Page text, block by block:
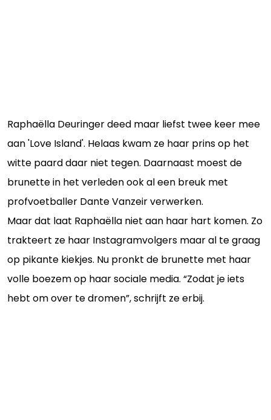
Raphaëlla Deuringer deed maar liefst twee keer mee
aan 'Love Island'. Helaas kwam ze haar prins op het
witte paard daar niet tegen. Daarnaast moest de
brunette in het verleden ook al een breuk met
profvoetballer Dante Vanzeir verwerken.
Maar dat laat Raphaëlla niet aan haar hart komen. Zo
trakteert ze haar Instagramvolgers maar al te graag
op pikante kiekjes. Nu pronkt de brunette met haar
volle boezem op haar sociale media. “Zodat je iets
hebt om over te dromen”, schrijft ze erbij.